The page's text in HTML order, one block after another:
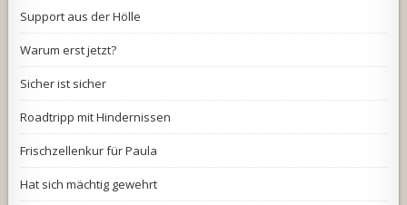
Support aus der Hölle
Warum erst jetzt?
Sicher ist sicher
Roadtripp mit Hindernissen
Frischzellenkur für Paula
Hat sich mächtig gewehrt